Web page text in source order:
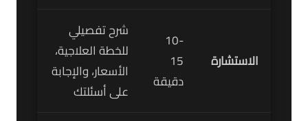
الاستشارة
10-
15
دقيقة
شرح تفصيلي
للخطة العلاجية،
الأسعار، والإجابة
على أسئلتك